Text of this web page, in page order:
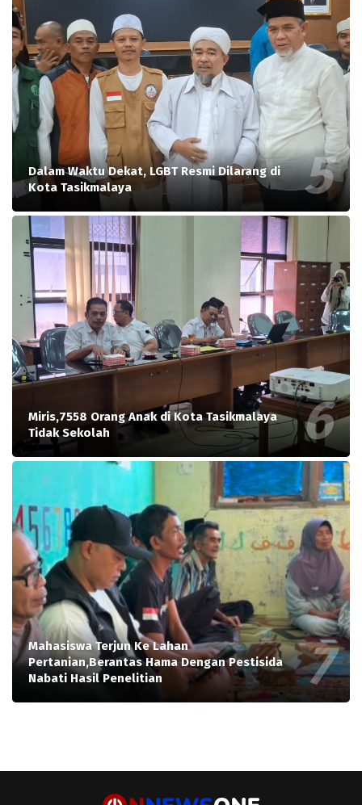
Dalam Waktu Dekat, LGBT Resmi Dilarang di
Kota Tasikmalaya
Miris,7558 Orang Anak di Kota Tasikmalaya
Tidak Sekolah
Mahasiswa Terjun Ke Lahan
Pertanian,Berantas Hama Dengan Pestisida
Nabati Hasil Penelitian